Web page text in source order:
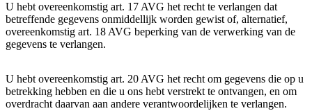
U hebt overeenkomstig art. 17 AVG het recht te verlangen dat
betreffende gegevens onmiddellijk worden gewist of, alternatief,
overeenkomstig art. 18 AVG beperking van de verwerking van de
gegevens te verlangen.
U hebt overeenkomstig art. 20 AVG het recht om gegevens die op u
betrekking hebben en die u ons hebt verstrekt te ontvangen, en om
overdracht daarvan aan andere verantwoordelijken te verlangen.